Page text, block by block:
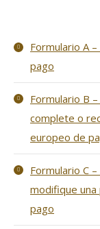
Formulario A
pago
Formulario B
complete o
europeo de
Formulario C
modifique
pago